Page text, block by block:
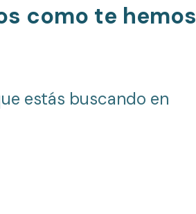
como te hemos
estás buscando en